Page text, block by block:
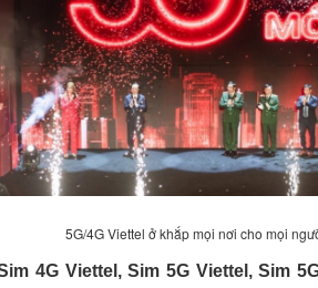
5G/4G Viettel ở khắp mọi nơi cho mọi
4G Viettel, Sim 5G Viettel, Sim